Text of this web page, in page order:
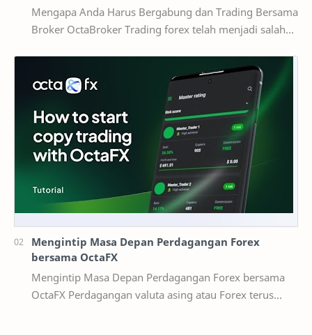
Mengapa Anda Harus Bergabung dan Trading Bersama
Broker OctaBroker Trading forex telah menjadi salah
Mengintip Masa Depan Perdagangan Forex
bersama OctaFX
Mengintip Masa Depan Perdagangan Forex bersama
OctaFX Perdagangan valuta asing atau Forex terus